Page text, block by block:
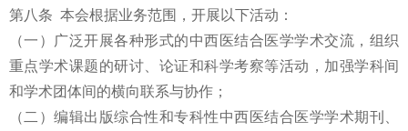
第八条 本会根据业务范围，开展以下活动：
（一）广泛开展各种形式的中西医结合医学学术交流，组织
重点学术课题的研讨、论证和科学考察等活动，加强学科间
和学术团体间的横向联系与协作；
（二）编辑出版综合性和专科性中西医结合医学学术期刊、